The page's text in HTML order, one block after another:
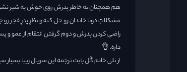
هم همچنان به خاطر پدرش روی خوش به شیر نشون
مشکلاتِ دوتا خاندان رو حل کنه و نظرِ پدرِ فجر
راضی کردن پدرش و دوم گرفتن انتقام از عمو و
داره. 👌
از نلی خانم گُل بابت ترجمه این سریال زیبا